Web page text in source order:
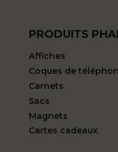
PRODUITS
Affiches
Coques de
Carnets
Sacs
Magnets
Cartes cadeaux